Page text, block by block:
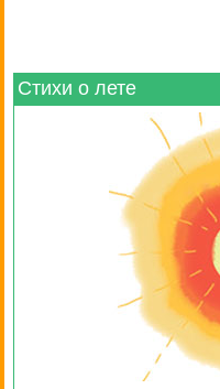
Стихи о лете